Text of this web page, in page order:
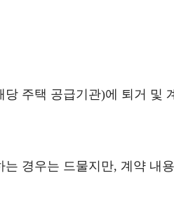
주택 공급기관)에 퇴거 및
경우는 드물지만, 계약 내용